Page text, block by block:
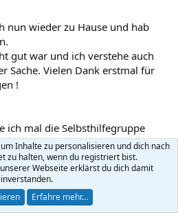
nun wieder zu Hause und hab
gut war und ich verstehe auch
Sache. Vielen Dank erstmal für
!
ich mal die Selbsthilfegruppe
so machen und wann die sich
hingehen. Das mit dem Schlagen
ich zu sein. Ich komme mir
ich aufgewacht wäre und ich
Wie gesagt, ich warte mal
Inhalte zu personalisieren und dich nach
zu halten, wenn du registriert bist.
Webseite erklärst du dich damit
Erfahre mehr…